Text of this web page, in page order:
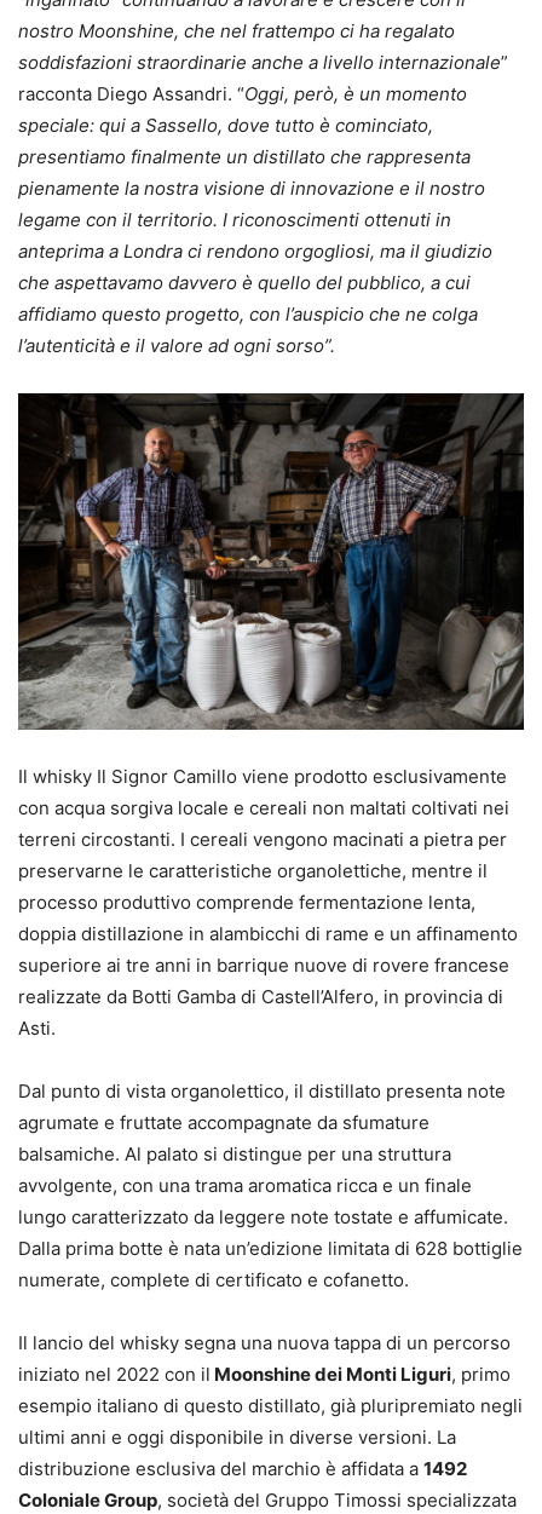
nostro Moonshine, che nel frattempo ci ha regalato
soddisfazioni straordinarie anche a livello internazionale”
racconta Diego Assandri. “Oggi, però, è un momento
speciale: qui a Sassello, dove tutto è cominciato,
presentiamo finalmente un distillato che rappresenta
pienamente la nostra visione di innovazione e il nostro
legame con il territorio. I riconoscimenti ottenuti in
anteprima a Londra ci rendono orgogliosi, ma il giudizio
che aspettavamo davvero è quello del pubblico, a cui
affidiamo questo progetto, con l’auspicio che ne colga
l’autenticità e il valore ad ogni sorso”.
Il whisky Il Signor Camillo viene prodotto esclusivamente
con acqua sorgiva locale e cereali non maltati coltivati nei
terreni circostanti. I cereali vengono macinati a pietra per
preservarne le caratteristiche organolettiche, mentre il
processo produttivo comprende fermentazione lenta,
doppia distillazione in alambicchi di rame e un affinamento
superiore ai tre anni in barrique nuove di rovere francese
realizzate da Botti Gamba di Castell’Alfero, in provincia di
Asti.
Dal punto di vista organolettico, il distillato presenta note
agrumate e fruttate accompagnate da sfumature
balsamiche. Al palato si distingue per una struttura
avvolgente, con una trama aromatica ricca e un finale
lungo caratterizzato da leggere note tostate e affumicate.
Dalla prima botte è nata un’edizione limitata di 628 bottiglie
numerate, complete di certificato e cofanetto.
Il lancio del whisky segna una nuova tappa di un percorso
iniziato nel 2022 con il Moonshine dei Monti Liguri, primo
esempio italiano di questo distillato, già pluripremiato negli
ultimi anni e oggi disponibile in diverse versioni. La
distribuzione esclusiva del marchio è affidata a 1492
Coloniale Group, società del Gruppo Timossi specializzata